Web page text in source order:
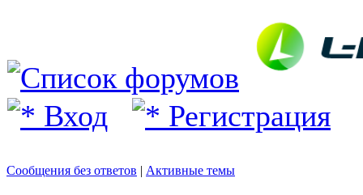
Вход Регистрация
Сообщения без ответов | Активные темы